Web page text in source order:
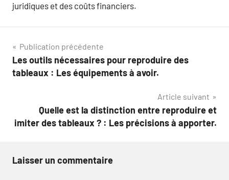
juridiques et des coûts financiers.
Navigation
de
Publication précédente
Les outils nécessaires pour reproduire des
tableaux : Les équipements à avoir.
Article suivant
Quelle est la distinction entre reproduire et
imiter des tableaux ? : Les précisions à apporter.
Laisser un commentaire